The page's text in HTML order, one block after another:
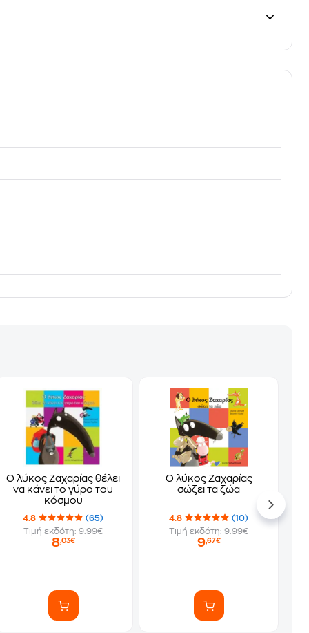
Ο λύκος Ζαχαρίας θέλει
να κάνει το γύρο του
κόσμου
4.8
(65)
Τιμή εκδότη: 9.99€
8,03€
Ο λύκος Ζαχαρίας
σώζει τα ζώα
4.8
(10)
Τιμή εκδότη: 9.99€
9,67€